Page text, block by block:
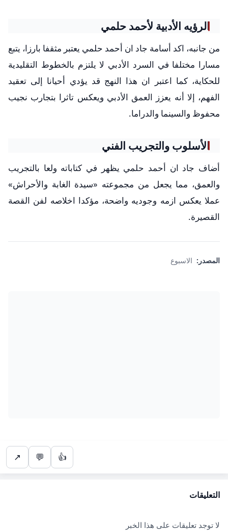
الرؤيه الأدبية لأحمد حلمي
من جانبه، اكد أسامة جاد ان أحمد حلمي يعتبر مثقفا بارزا، يتبع
مسارا مختلفا في السرد الأدبي لا يلتزم بالخطوط التقليدية
للحكاية، كما اعتبر ان هذا النهج قد يؤدي أحيانا إلى تعقيد
الفهم، إلا أنه يعزز العمق الأدبي ويعكس تاثرا بتجارب نجيب
محفوظ والسينما والدراما.
الأسلوب والتجريب الفني
أضاف جاد ان أحمد حلمي يظهر في كتاباته ولعا بالتجريب
والعمق، مما يجعل من مجموعته «سيدة الغابة والأحراش»
عملا يعكس ازمه وجوديه واضحة، مؤكدا اخلاصه لفن القصة
القصيرة.
المصدر: الاسبوع
👍
💬
↗
التعليقات
لا توجد تعليقات على هذا الخبر